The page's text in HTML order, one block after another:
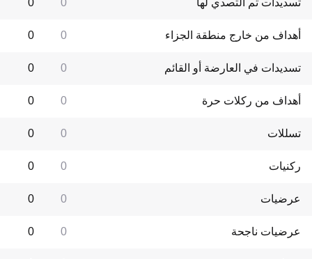
تسديدات تم التصدي لها 0
0
أهداف من خارج منطقة الجزاء 0
0
تسديدات في العارضة أو القائم 0
0
أهداف من ركلات حرة 0
0
تسللات 0
0
ركنيات 0
0
عرضيات 0
0
عرضيات ناجحة 0
0